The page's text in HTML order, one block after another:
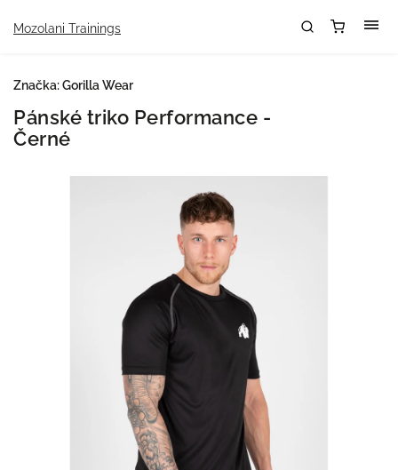
Mozolani Trainings
Pánské triko Performance -
Černé
Značka:Gorilla Wear